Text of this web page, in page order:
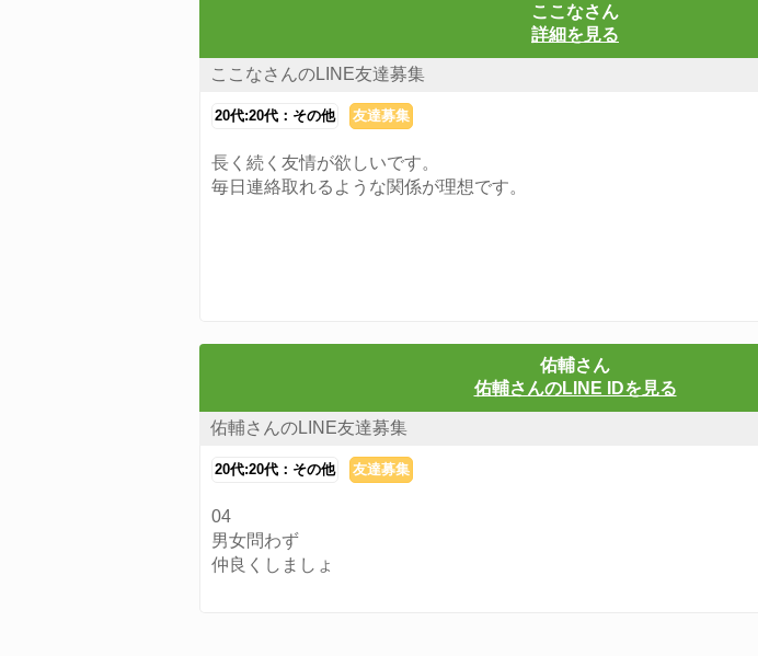
ここなさん
詳細を見る
ここなさんのLINE友達募集
20代:20代：その他 友達募集
長く続く友情が欲しいです。
毎日連絡取れるような関係が理想です。
佑輔さん
佑輔さんのLINE IDを見る
佑輔さんのLINE友達募集
20代:20代：その他 友達募集
04
男女問わず
仲良くしましょ